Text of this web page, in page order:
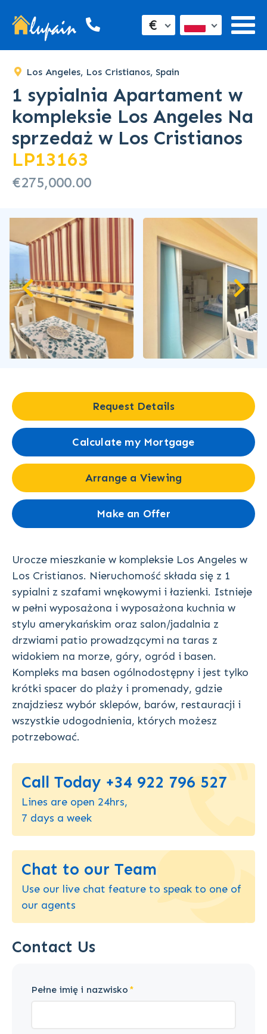
€
Los Angeles, Los Cristianos, Spain
1 sypialnia Apartament w
kompleksie Los Angeles Na
sprzedaż w Los Cristianos
LP13163
€275,000.00
Request Details
Calculate my Mortgage
Arrange a Viewing
Make an Offer
Urocze mieszkanie w kompleksie Los Angeles w
Los Cristianos. Nieruchomość składa się z 1
sypialni z szafami wnękowymi i łazienki. Istnieje
w pełni wyposażona i wyposażona kuchnia w
stylu amerykańskim oraz salon/jadalnia z
drzwiami patio prowadzącymi na taras z
widokiem na morze, góry, ogród i basen.
Kompleks ma basen ogólnodostępny i jest tylko
krótki spacer do plaży i promenady, gdzie
znajdziesz wybór sklepów, barów, restauracji i
wszystkie udogodnienia, których możesz
potrzebować.
Call Today +34 922 796 527
Lines are open 24hrs,
7 days a week
Chat to our Team
Use our live chat feature to speak to one of
our agents
Contact Us
Pełne imię i nazwisko